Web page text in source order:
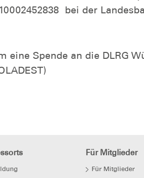
bei der
Spende an die DLRG
Für Mitglieder
Für Mitglieder